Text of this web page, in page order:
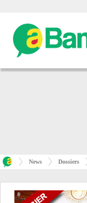
News Dossiers